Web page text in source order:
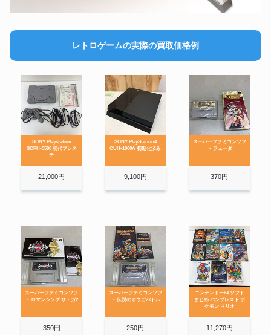
最高の携帯機を譲る あのCD-ROMの感動を次に繋ぐ
時代が求めた16ビット評価します 秘蔵の物語、次の手に
レトロゲームの実際の買取価格例
SONY Playstation
SCPH-5500 初代プレス
テ
21,000円
SONY PlayStation4
CUH-1000A 初期化済み
9,100円
スーパーファミコンソフ
ト フェーダ
370円
スーパーファミコンソフ
ト ロマンシング サ・ガ2
350円
スーパーファミコンソフ
ト 伝説のオウガバトル
250円
ニンテンドー64 ソフト
まとめ バンプレスト ポ
ケモン マリオ
11,270円